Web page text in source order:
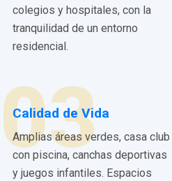
colegios y hospitales, con la
tranquilidad de un entorno
residencial.
03
Calidad de Vida
Amplias áreas verdes, casa club
con piscina, canchas deportivas
y juegos infantiles. Espacios